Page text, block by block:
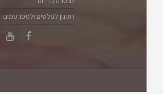
תקנון לגולשים ולמפרסמים